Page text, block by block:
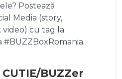
Postează
Media (story,
video) cu tag la
#BUZZBoxRomania.
CUTIE/BUZZer